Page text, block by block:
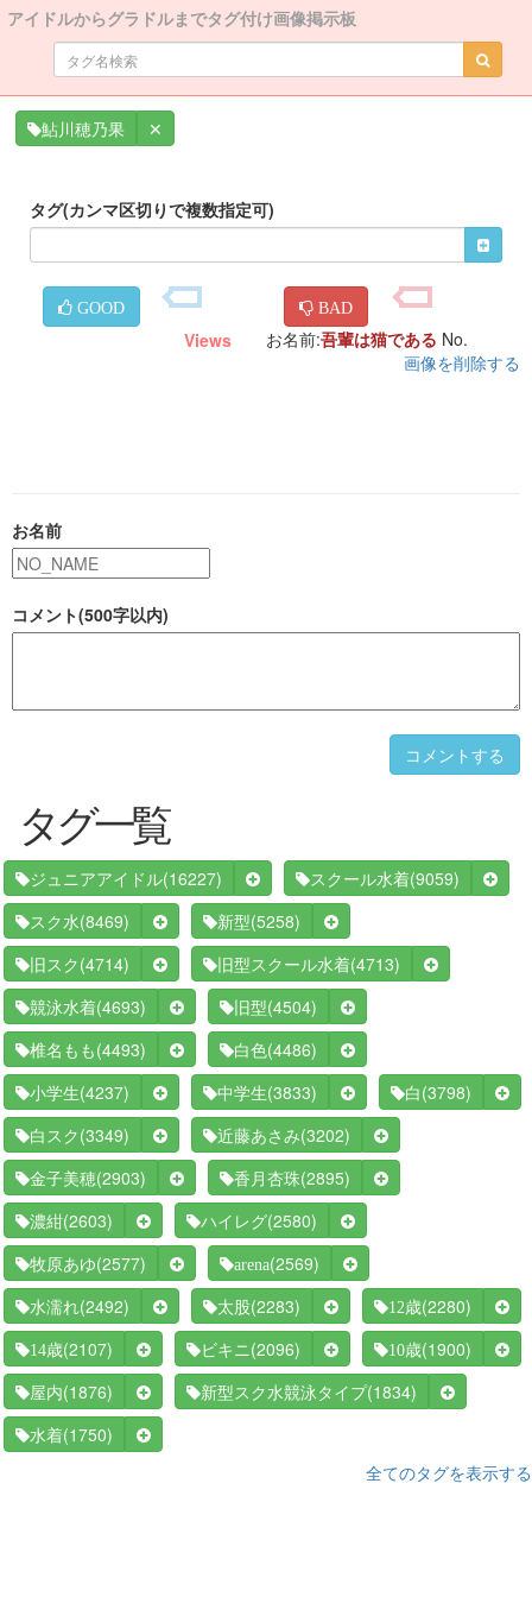
アイドルからグラドルまでタグ付け画像掲示板
鮎川穂乃果 ✕
タグ(カンマ区切りで複数指定可)
GOOD BAD
Views お名前:吾輩は猫である No.
画像を削除する
お名前
コメント(500字以内)
コメントする
タグ一覧
ジュニアアイドル(16227) スクール水着(9059)
スク水(8469) 新型(5258)
旧スク (4714) 旧型スクール水着(4713)
競泳水着(4693) 旧型(4504)
椎名もも (4493) 白色(4486)
小学生(4237) 中学生(3833) 白 (3798)
白スク (3349) 近藤あさみ(3202)
金子美穂(2903) 香月杏珠(2895)
濃紺(2603) ハイレグ(2580)
牧原あゆ(2577) arena(2569)
水濡れ(2492) 太股(2283) 12歳(2280)
14歳(2107) ビキニ (2096) 10歳(1900)
屋内(1876) 新型スク水競泳タイプ(1834)
水着(1750)
全てのタグを表示する